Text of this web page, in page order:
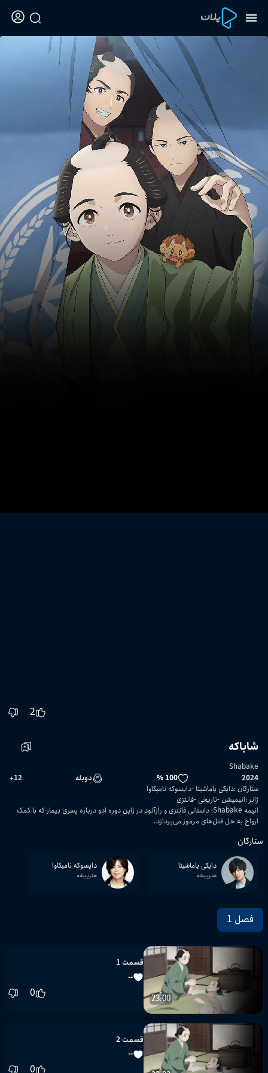
2
شاباکه
Shabake
2024
100 % دوبله 12
+
ستارگان :دایکی یاماشیتا دایسوکه نامیکاوا
ژانر:انیمیشن تاریخی فانتزی
انیمه Shabake؛ داستانی فانتزی و رازآلود در ژاپن دوره ادو درباره پسری بیمار که با کمک
ارواح به حل قتل‌های مرموز می‌پردازد.
ستارگان
دایکی یاماشیتا
هنرپیشه
دایسوکه نامیکاوا
هنرپیشه
فصل 1
23:00
قسمت 1
--
0
قسمت 2
--
0